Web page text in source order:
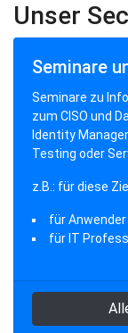
Unser
Seminare
Seminare zu
zum CISO und
Identity
Testing oder
z.B.: für diese
für Anwender
für IT